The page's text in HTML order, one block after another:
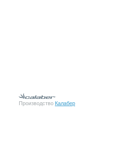
Производство Калабер